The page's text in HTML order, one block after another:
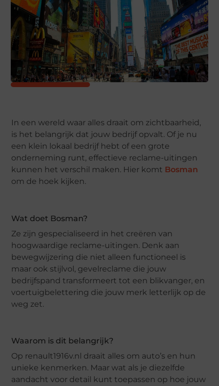
In een wereld waar alles draait om zichtbaarheid,
is het belangrijk dat jouw bedrijf opvalt. Of je nu
een klein lokaal bedrijf hebt of een grote
onderneming runt, effectieve reclame-uitingen
kunnen het verschil maken. Hier komt Bosman
om de hoek kijken.
Wat doet Bosman?
Ze zijn gespecialiseerd in het creëren van
hoogwaardige reclame-uitingen. Denk aan
bewegwijzering die niet alleen functioneel is
maar ook stijlvol, gevelreclame die jouw
bedrijfspand transformeert tot een blikvanger, en
voertuigbelettering die jouw merk letterlijk op de
weg zet.
Waarom is dit belangrijk?
Op renault1916v.nl draait alles om auto’s en hun
unieke kenmerken. Maar wat als je diezelfde
aandacht voor detail kunt toepassen op hoe jouw